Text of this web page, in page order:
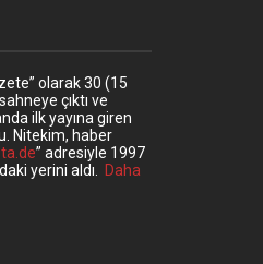
olarak 30 (15
çıktı ve
ilk yayına giren
Nitekim, haber
” adresiyle 1997
yerini aldı.
Daha